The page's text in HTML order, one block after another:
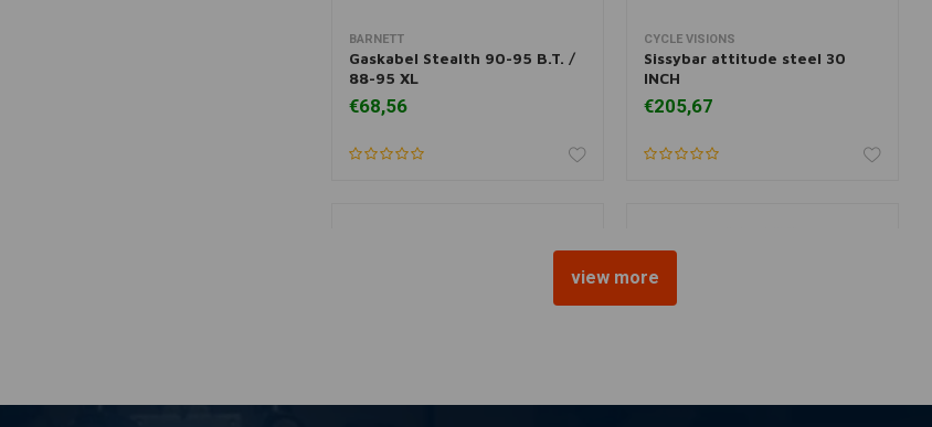
Toevoegen aan winkelwagen
BARNETT
Gaskabel Stealth 90-95 B.T. /
88-95 XL
€68,56
Meer informatie
CYCLE VISIONS
Sissybar attitude steel 30
INCH
€205,67
view more